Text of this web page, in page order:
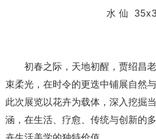
水 仙
初春之际，天地初醒，贾绍昌
束柔光，在时令的更迭中铺展自然
此次展览以花卉为载体，深入挖掘
涵，在生活、疗愈、传统与创新的